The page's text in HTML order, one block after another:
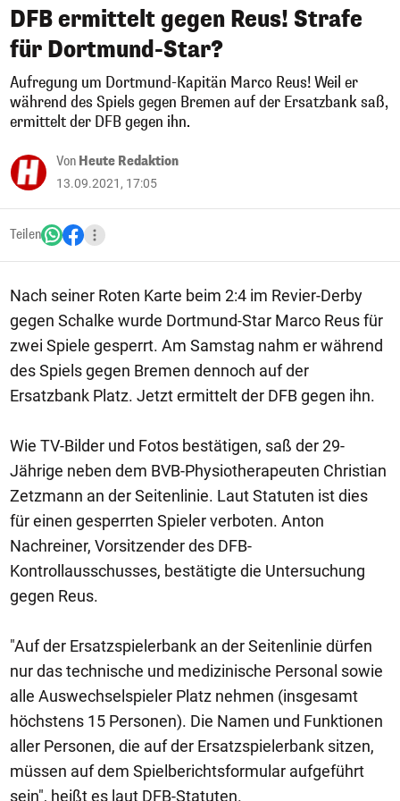
DFB ermittelt gegen Reus! Strafe
für Dortmund-Star?
Aufregung um Dortmund-Kapitän Marco Reus! Weil er
während des Spiels gegen Bremen auf der Ersatzbank saß,
ermittelt der DFB gegen ihn.
Von Heute Redaktion
13.09.2021, 17:05
Teilen
Nach seiner Roten Karte beim 2:4 im Revier-Derby
gegen Schalke wurde Dortmund-Star Marco Reus für
zwei Spiele gesperrt. Am Samstag nahm er während
des Spiels gegen Bremen dennoch auf der
Ersatzbank Platz. Jetzt ermittelt der DFB gegen ihn.
Wie TV-Bilder und Fotos bestätigen, saß der 29-
Jährige neben dem BVB-Physiotherapeuten Christian
Zetzmann an der Seitenlinie. Laut Statuten ist dies
für einen gesperrten Spieler verboten. Anton
Nachreiner, Vorsitzender des DFB-
Kontrollausschusses, bestätigte die Untersuchung
gegen Reus.
"Auf der Ersatzspielerbank an der Seitenlinie dürfen
nur das technische und medizinische Personal sowie
alle Auswechselspieler Platz nehmen (insgesamt
höchstens 15 Personen). Die Namen und Funktionen
aller Personen, die auf der Ersatzspielerbank sitzen,
müssen auf dem Spielberichtsformular aufgeführt
sein", heißt es laut DFB-Statuten.